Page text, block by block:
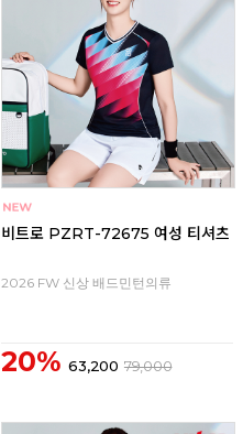
비트로 PZRT-72675 여성 티셔츠
2026 FW 신상 배드민턴의류
20% 63,200 79,000